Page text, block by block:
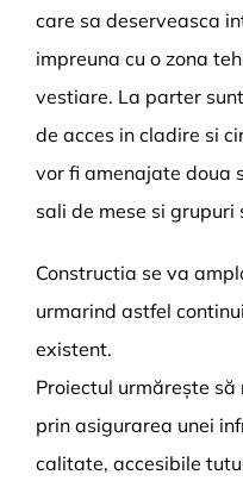
care sa deserveasca
impreuna cu o zona
vestiare. La parter
de acces in cladire si
vor fi amenajate doua
sali de mese si grupuri
Constructia se va
urmarind astfel
existent.
Proiectul urmărește
prin asigurarea unei
calitate, accesibile